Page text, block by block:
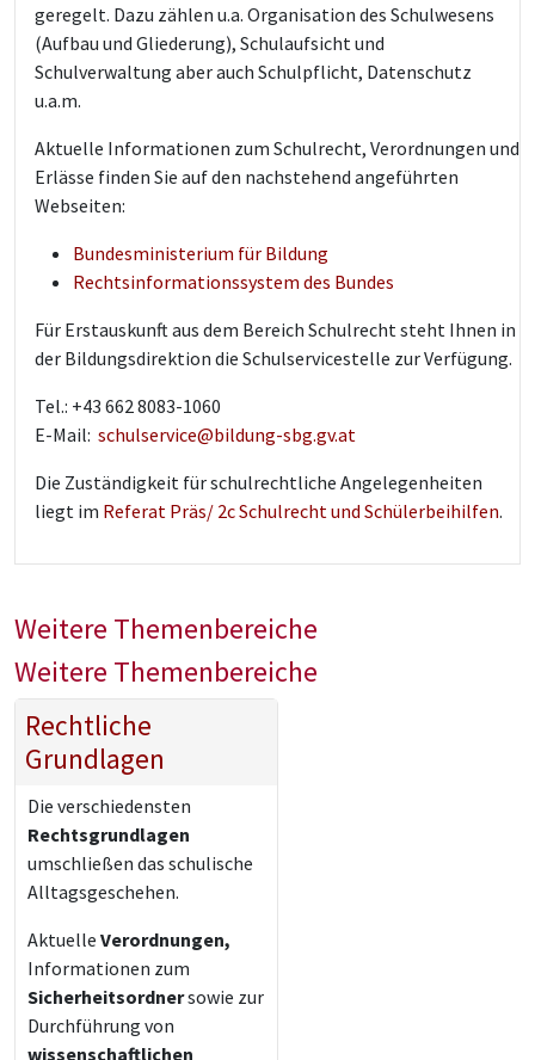
geregelt. Dazu zählen u.a. Organisation des Schulwesens
(Aufbau und Gliederung), Schulaufsicht und
Schulverwaltung aber auch Schulpflicht, Datenschutz
u.a.m.
Aktuelle Informationen zum Schulrecht, Verordnungen und
Erlässe finden Sie auf den nachstehend angeführten
Webseiten:
Bundesministerium für Bildung
Rechtsinformationssystem des Bundes
Für Erstauskunft aus dem Bereich Schulrecht steht Ihnen in
der Bildungsdirektion die Schulservicestelle zur Verfügung.
Tel.: +43 662 8083-1060
E-Mail: schulservice@bildung-sbg.gv.at
Die Zuständigkeit für schulrechtliche Angelegenheiten
liegt im Referat Präs/ 2c Schulrecht und Schülerbeihilfen.
Weitere Themenbereiche
Weitere Themenbereiche
Rechtliche
Grundlagen
Die verschiedensten
Rechtsgrundlagen
umschließen das schulische
Alltagsgeschehen.
Aktuelle Verordnungen,
Informationen zum
Sicherheitsordnersowie zur
Durchführung von
wissenschaftlichen